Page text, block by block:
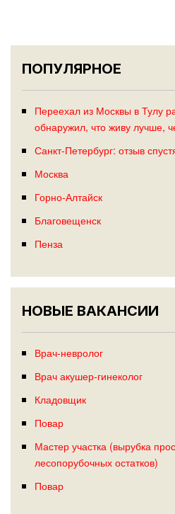
ПОПУЛЯРНОЕ
Переехал из Москвы в Тулу
обнаружил, что живу лучше,
Санкт-Петербург: отзыв
Москва
Горно-Алтайск
Благовещенск
Пенза
НОВЫЕ ВАКАНСИИ
Врач-невролог
Врач акушер-гинеколог
Кладовщик
Повар
Мастер участка (вырубка
лесопорубочных остатков)
Повар